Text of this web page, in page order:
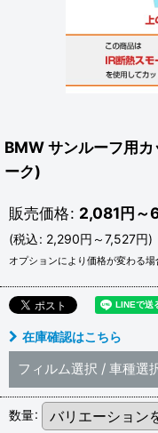
BMW サンルーフ用
ーク)
販売価格: 2,081円～
(税込: 2,290円 ～7,527円)
オプションにより価格が変わる場
在庫確認はこちら
フィルム選択 / 車種選
数量: